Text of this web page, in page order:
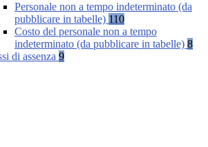
Personale non a tempo indeterminato (da
pubblicare in tabelle) 110
Costo del personale non a tempo
indeterminato (da pubblicare in tabelle) 8
di assenza 9